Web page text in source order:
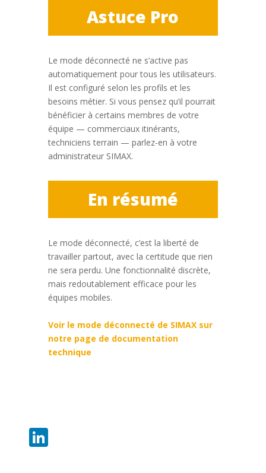
Astuce Pro
Le mode déconnecté ne s’active pas
automatiquement pour tous les utilisateurs.
Il est configuré selon les profils et les
besoins métier. Si vous pensez qu’il pourrait
bénéficier à certains membres de votre
équipe — commerciaux itinérants,
techniciens terrain — parlez-en à votre
administrateur SIMAX.
En résumé
Le mode déconnecté, c’est la liberté de
travailler partout, avec la certitude que rien
ne sera perdu. Une fonctionnalité discrète,
mais redoutablement efficace pour les
équipes mobiles.
Voir le mode déconnecté de SIMAX sur
notre page de documentation
technique
LinkedIn